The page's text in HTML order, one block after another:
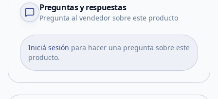
Preguntas y respuestas
Pregunta al vendedor sobre este producto
Iniciá sesión para hacer una pregunta sobre este
producto.